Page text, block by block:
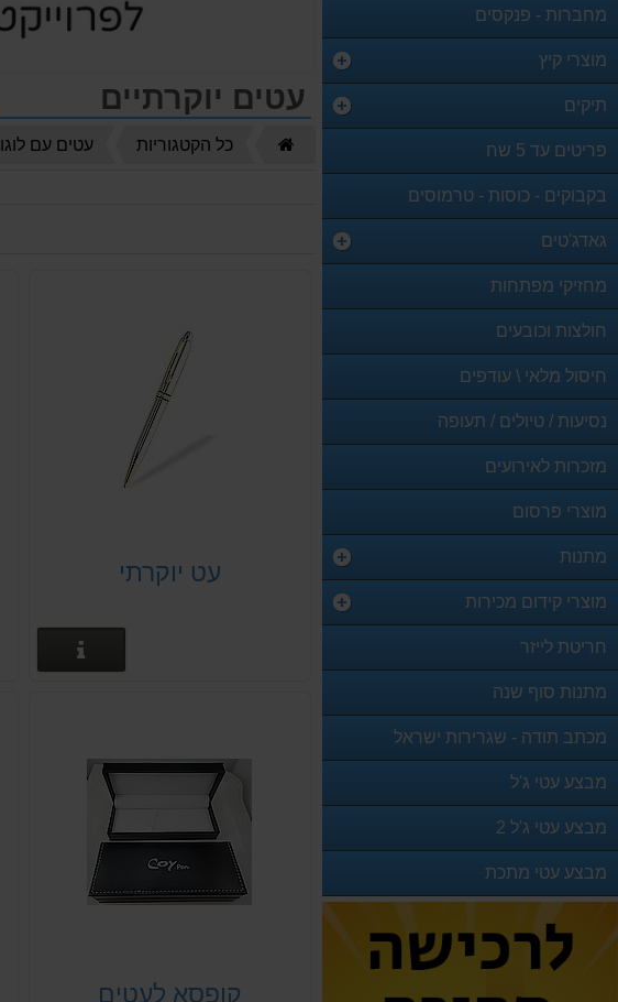
מחברות - פנקסים
מוצרי קיץ
תיקים
פריטים עד 5 שח
בקבוקים - כוסות - טרמוסים
גאדג'טים
מחזיקי מפתחות
חולצות וכובעים
חיסול מלאי \ עודפים
נסיעות / טיולים / תעופה
מזכרות לאירועים
מוצרי פרסום
מתנות
מוצרי קידום מכירות
חריטת לייזר
מתנות סוף שנה
מכתב תודה - שגרירות ישראל
מבצע עטי ג'ל
מבצע עטי ג'ל 2
מבצע עטי מתכת
עטים יוקרתיים
כל הקטגוריות עטים עם לוגו
עט יוקרתי
קופסא לעטים